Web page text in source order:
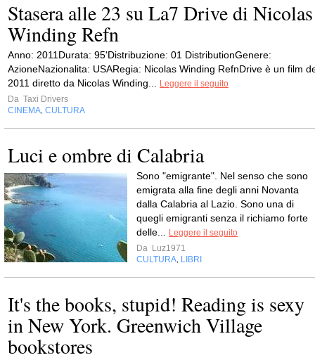
Stasera alle 23 su La7 Drive di Nicolas
Winding Refn
Anno: 2011Durata: 95'Distribuzione: 01 DistributionGenere:
AzioneNazionalita: USARegia: Nicolas Winding RefnDrive è un film
2011 diretto da Nicolas Winding...
Leggere il seguito
Da Taxi Drivers
CINEMA CULTURA
Luci e ombre di Calabria
Sono "emigrante". Nel senso che sono
emigrata alla fine degli anni Novanta
dalla Calabria al Lazio. Sono una di
quegli emigranti senza il richiamo forte
delle...
Leggere il seguito
Da Luz1971
CULTURA LIBRI
It's the books, stupid! Reading is sexy
in New York. Greenwich Village
bookstores